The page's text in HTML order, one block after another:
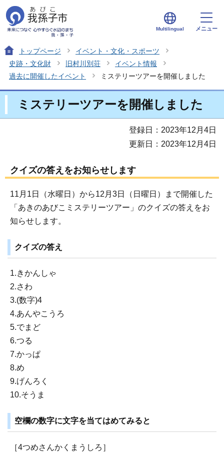
Multilingual メニュー
トップページ
イベント・文化・スポーツ
史跡・文化財
旧村川別荘
イベント情報
過去に開催したイベント
ミステリーツアーを開催しました
ミステリーツアーを開催しました
登録日：2023年12月4日
更新日：2023年12月4日
クイズの答えをお知らせします
11月1日（水曜日）から12月3日（日曜日）まで開催した
「あきのあびこミステリーツアー」のクイズの答えをお
知らせします。
クイズの答え
1.きかんしゃ
2.さわ
3.(数字)4
4.あんやこうろ
5.でまど
6.つる
7.かっぱ
8.め
9.げんろく
10.そうま
空欄の数字に文字を当てはめてみると
［4つめさんかくまうしろ］